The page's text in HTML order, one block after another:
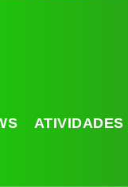
ATIVIDADES